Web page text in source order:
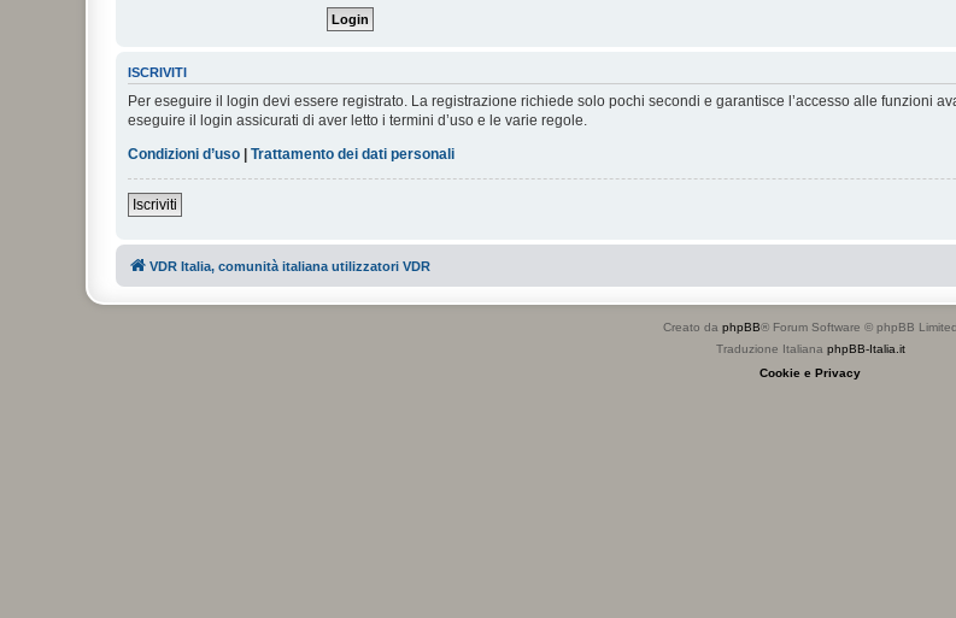
ISCRIVITI
Per eseguire il login devi essere registrato. La registrazione richiede solo pochi secondi e garantisce l’accesso alle funzioni
eseguire il login assicurati di aver letto i termini d’uso e le varie regole.
Condizioni d’uso | Trattamento dei dati personali
Iscriviti
VDR Italia, comunità italiana utilizzatori VDR
Creato da phpBB® Forum Software © phpBB Limited
Traduzione Italiana phpBB-Italia.it
Cookie e Privacy